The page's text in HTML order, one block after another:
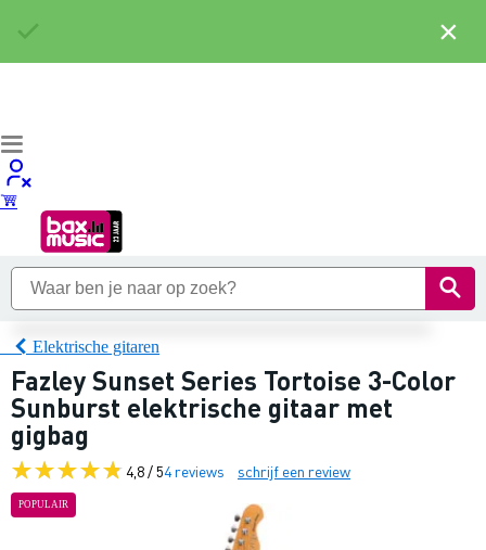
Elektrische gitaren
Fazley Sunset Series Tortoise 3-Color
Sunburst elektrische gitaar met
gigbag
4,8 / 54 reviews schrijf een review
POPULAIR
×